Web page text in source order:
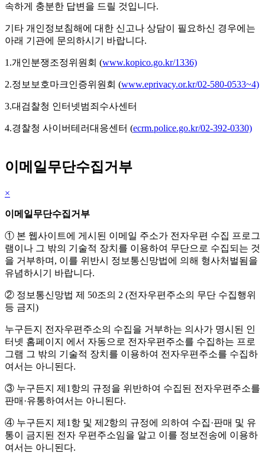
속하게 충분한 답변을 드릴 것입니다.
기타 개인정보침해에 대한 신고나 상담이 필요하신 경우에는
아래 기관에 문의하시기 바랍니다.
1.개인분쟁조정위원회 (www.kopico.go.kr/1336)
2.정보보호마크인증위원회 (www.eprivacy.or.kr/02-580-0533~4)
3.대검찰청 인터넷범죄수사센터
4.경찰청 사이버테러대응센터 (ecrm.police.go.kr/02-392-0330)
이메일무단수집거부
×
이메일무단수집거부
① 본 웹사이트에 게시된 이메일 주소가 전자우편 수집 프로그
램이나 그 밖의 기술적 장치를 이용하여 무단으로 수집되는 것
을 거부하며, 이를 위반시 정보통신망법에 의해 형사처벌됨을
유념하시기 바랍니다.
② 정보통신망법 제 50조의 2 (전자우편주소의 무단 수집행위
등 금지)
누구든지 전자우편주소의 수집을 거부하는 의사가 명시된 인
터넷 홈페이지 에서 자동으로 전자우편주소를 수집하는 프로
그램 그 밖의 기술적 장치를 이용하여 전자우편주소를 수집하
여서는 아니된다.
③ 누구든지 제1항의 규정을 위반하여 수집된 전자우편주소를
판매·유통하여서는 아니된다.
④ 누구든지 제1항 및 제2항의 규정에 의하여 수집·판매 및 유
통이 금지된 전자 우편주소임을 알고 이를 정보전송에 이용하
여서는 아니된다.